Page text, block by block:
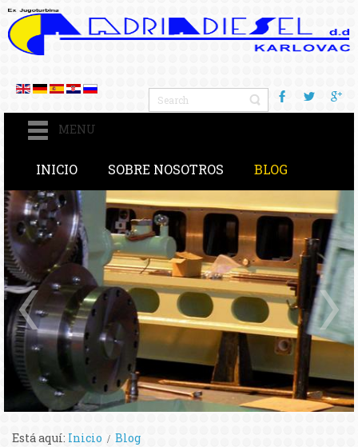
MENU
INICIO SOBRE NOSOTROS BLOG
Está aquí: Inicio Blog